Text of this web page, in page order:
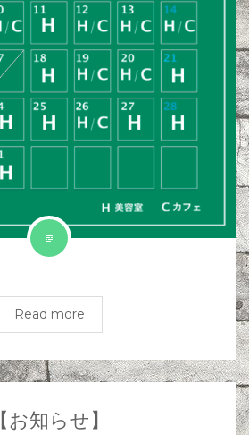
Read more
【お知らせ】